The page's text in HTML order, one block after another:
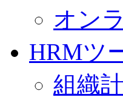
オン
HRMツ
組織